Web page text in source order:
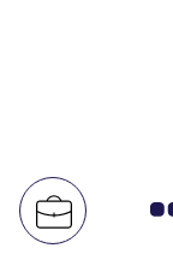
Avis-